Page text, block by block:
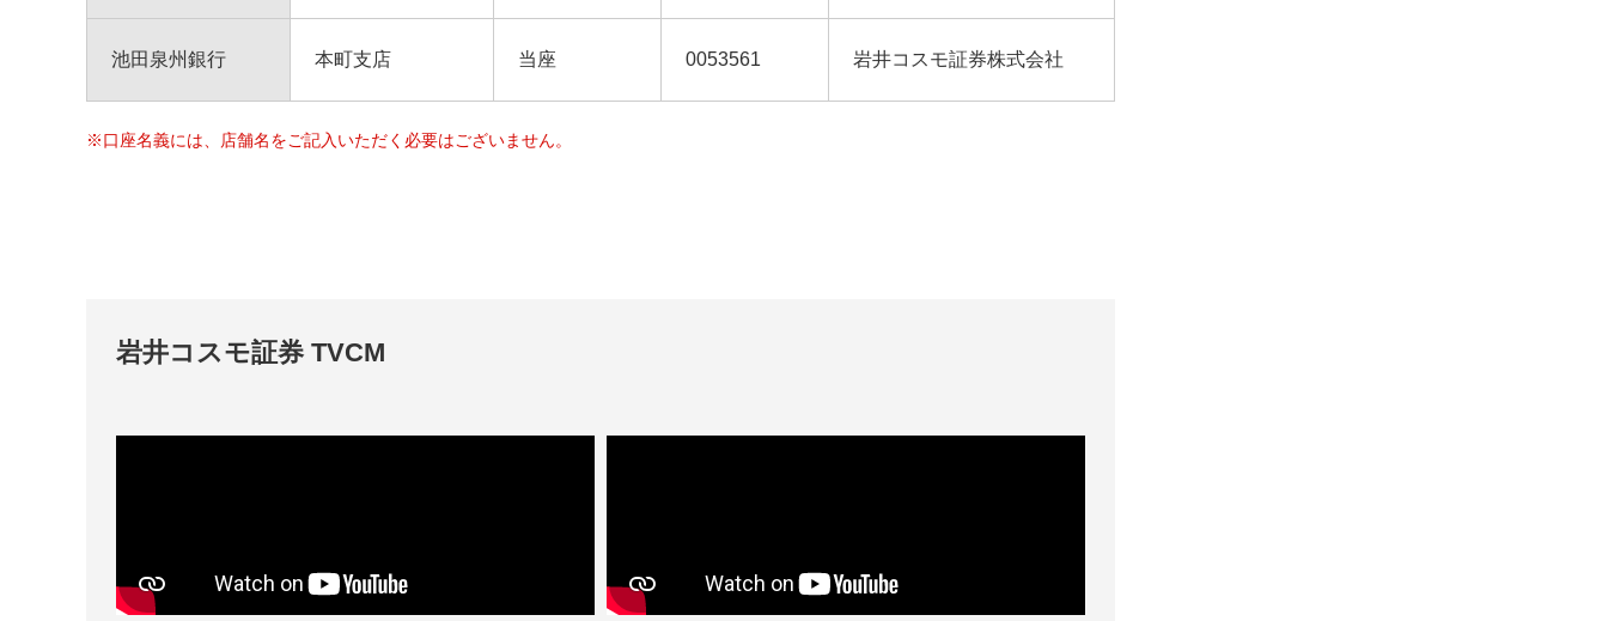
池田泉州銀行 本町支店 当座 0053561 岩井コスモ証券株式会社
※口座名義には、店舗名をご記入いただく必要はございません。
岩井コスモ証券 TVCM